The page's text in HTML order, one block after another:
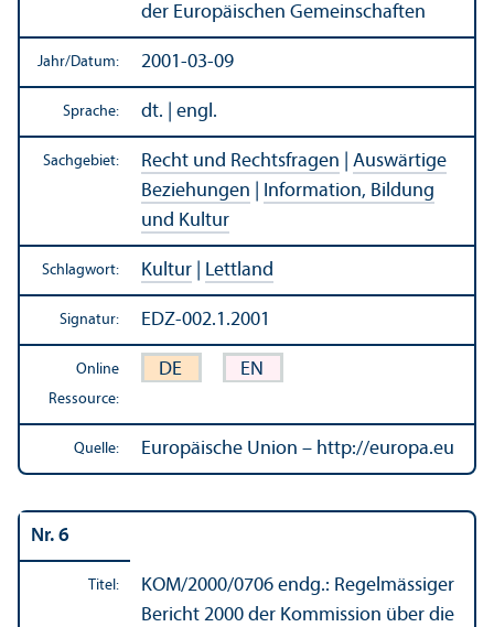
der Europäischen Gemeinschaften
Jahr/Datum: 2001-03-09
Sprache: dt. | engl.
Sachgebiet: Recht und Rechts­fragen
Auswärtige
Beziehungen
Information, Bildung
und Kultur
Schlagwort: Kultur Lettland
Signatur: EDZ-002.1.2001
Online
Ressource:
DE EN
Quelle: Europäische Union – http://europa.eu
Nr. 6
Titel: KOM/2000/0706 endg.: Regelmässiger
Bericht 2000 der Kommission über die